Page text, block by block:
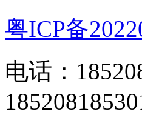
粤ICP备
电话：
18520818530